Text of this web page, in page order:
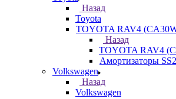
Назад
Toyota
TOYOTA RAV4
Назад
TOYOTA RAV4
Амортизаторы
Volkswagen
Назад
Volkswagen